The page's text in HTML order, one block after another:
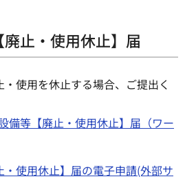
止・使用休止】届
使用を休止する場合、ご提出く
備等【廃止・使用休止】届（ワー
使用休止】届の電子申請(外部サ